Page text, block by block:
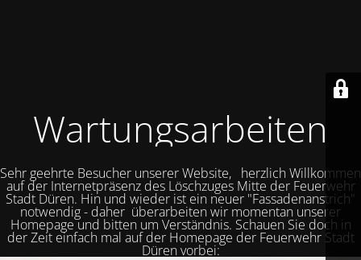
Wartungsarbeiten
Sehr geehrte Besucher unserer Website, herzlich Willkommen
auf der Internetpräsenz des Löschzuges Mitte der Feuerwehr
Stadt Düren. Hin und wieder ist ein neuer "Fassadenanstrich"
notwendig - daher überarbeiten wir momentan unserer
Homepage und bitten um Verständnis. Schauen Sie doch in
der Zeit einfach mal auf der Homepage der Feuerwehr Stadt
Düren vorbei: